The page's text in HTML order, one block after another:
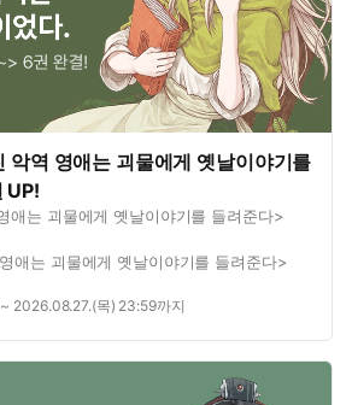
역 영애는 괴물에게 옛날이야기를
UP!
애는 괴물에게 옛날이야기를 들려준다>
애는 괴물에게 옛날이야기를 들려준다>
애는 괴물에게 옛날이야기를 들려준다>
2026.08.27.(목) 23:59까지